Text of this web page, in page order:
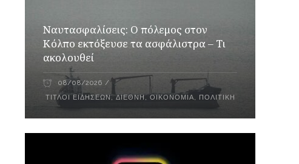
Ναυτασφαλίσεις: Ο πόλεμος στον
Κόλπο εκτόξευσε τα ασφάλιστρα – Τι
ακολουθεί
08/08/2026
ΤΊΤΛΟΙ ΕΙΔΉΣΕΩΝ,ΔΙΕΘΝΉ,ΟΙΚΟΝΟΜΊΑ, ΠΟΛΙΤΙΚΉ